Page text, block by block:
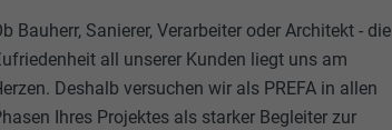
Bauherr, Sanierer, Verarbeiter oder Architekt - die
all unserer Kunden liegt uns am
Deshalb versuchen wir als PREFA in allen
Ihres Projektes als starker Begleiter zur